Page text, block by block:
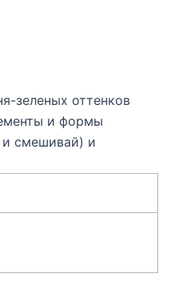
зеленых оттенков
и формы
и смешивай) и